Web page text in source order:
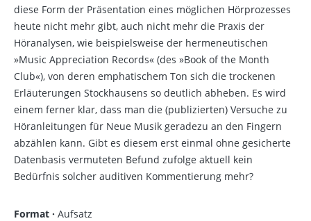
diese Form der Präsentation eines möglichen Hörprozesses
heute nicht mehr gibt, auch nicht mehr die Praxis der
Höranalysen, wie beispielsweise der hermeneutischen
»Music Appreciation Records« (des »Book of the Month
Club«), von deren emphatischem Ton sich die trockenen
Erläuterungen Stockhausens so deutlich abheben. Es wird
einem ferner klar, dass man die (publizierten) Versuche zu
Höranleitungen für Neue Musik geradezu an den Fingern
abzählen kann. Gibt es diesem erst einmal ohne gesicherte
Datenbasis vermuteten Befund zufolge aktuell kein
Bedürfnis solcher auditiven Kommentierung mehr?
Format · Aufsatz